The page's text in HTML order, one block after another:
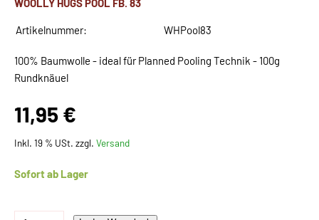
WOOLLY HUGS POOL FB. 83
Artikelnummer: WHPool83
100% Baumwolle - ideal für Planned Pooling Technik - 100g
Rundknäuel
11,95 €
Inkl. 19 % USt. zzgl. Versand
Sofort ab Lager